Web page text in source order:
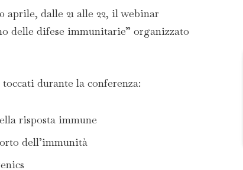
aprile, dalle 21 alle 22, il webinar
delle difese immunitarie” organizzato
durante la conferenza:
risposta immune
dell’immunità